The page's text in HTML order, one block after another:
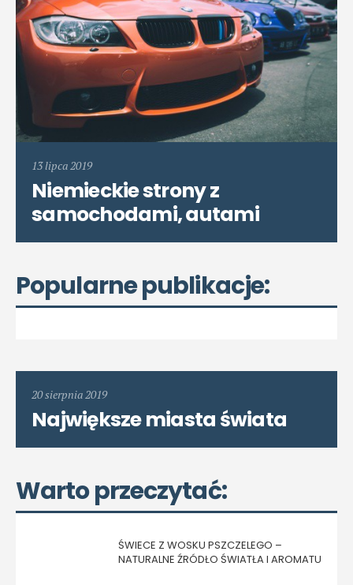
13 lipca 2019
Niemieckie strony z
samochodami, autami
Popularne publikacje:
20 sierpnia 2019
Największe miasta świata
Warto przeczytać:
ŚWIECE Z WOSKU PSZCZELEGO –
NATURALNE ŹRÓDŁO ŚWIATŁA I AROMATU